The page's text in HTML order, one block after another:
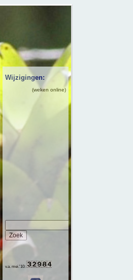
Wijzigingen:
(weken online)
v.a. mei.'10: